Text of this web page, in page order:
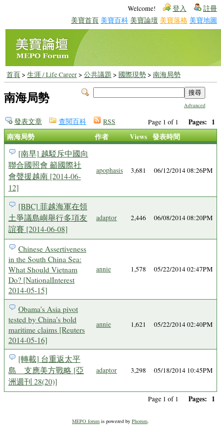
Welcome! 登入 註冊
美寶首頁 美寶百科 美寶論壇 美寶落格 美寶地圖
首頁> 生涯 / Life Career> 公共議題 > 國際現勢> 南海局勢
Advanced
南海局勢
Page 1 of 1 Pages: 1
發表文章 查閱百科 RSS
南海局勢 作者 Views 發表時間
[南早] 越駁斥中國向
聯合國照會 籲國際社
會聲援越南 [2014-06-
12]
apophasis 3,681 06/12/2014 08:26PM
[BBC] 菲越海軍在領
土爭議島嶼舉行多項友
誼賽 [2014-06-08]
adaptor 2,446 06/08/2014 08:20PM
Chinese Assertiveness
in the South China Sea:
What Should Vietnam
Do? [NationalInterest
2014-05-15]
annie 1,578 05/22/2014 02:47PM
Obama's Asia pivot
tested by China's bold
maritime claims [Reuters
2014-05-16]
annie 1,621 05/22/2014 02:40PM
[轉載] 台重返太平
島 支應美方戰略 [亞
洲週刊 28(20)]
adaptor 3,298 05/18/2014 10:45PM
Page 1 of 1 Pages: 1
MEPO forum is powered by Phorum.